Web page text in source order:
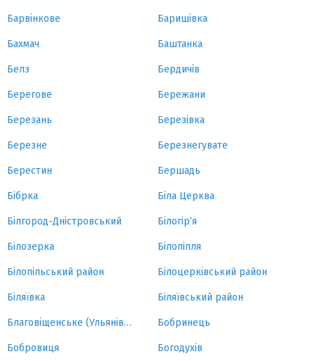
Барвінкове Баришівка
Бахмач Баштанка
Белз Бердичів
Берегове Бережани
Березань Березівка
Березне Березнегувате
Берестин Бершадь
Бібрка Біла Церква
Білгород-Дністровський Білогір’я
Білозерка Білопілля
Білопільський район Білоцерківський район
Біляївка Біляївський район
Благовіщенське (Ульянівка) Бобринець
Бобровиця Богодухів